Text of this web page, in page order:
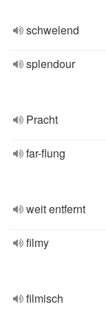
schwelend
splendour
Pracht
far-flung
weit entfernt
filmy
filmisch